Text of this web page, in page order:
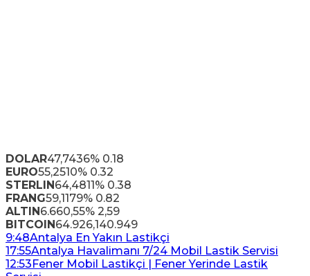
DOLAR47,7436% 0.18
EURO55,2510% 0.32
STERLIN64,4811% 0.38
FRANG59,1179% 0.82
ALTIN6.660,55% 2,59
BITCOIN64.926,140.949
9:48Antalya En Yakın Lastikçi
17:55Antalya Havalimanı 7/24 Mobil Lastik Servisi
12:53Fener Mobil Lastikçi | Fener Yerinde Lastik